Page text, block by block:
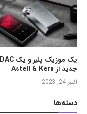
یک موزیک پلیر و یک DAC
جدید از Astell & Kern
اکتبر 24, 2023
دسته‌ها